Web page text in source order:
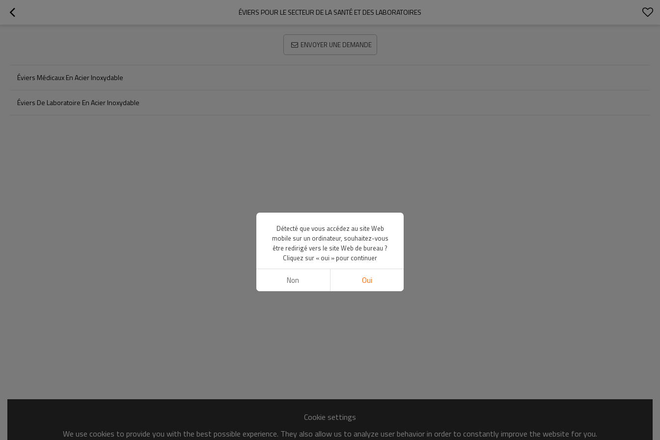
ÉVIERS POUR LE SECTEUR DE LA SANTÉ ET DES LABORATOIRES
ENVOYER UNE DEMANDE
Éviers Médicaux En Acier Inoxydable
Éviers De Laboratoire En Acier Inoxydable
Cookie settings
We use cookies to provide you with the best possible experience. They also allow us to analyze user behavior in order to constantly improve the website for you.
Détecté que vous accédez au site Web
mobile sur un ordinateur, souhaitez-vous
être redirigé vers le site Web de bureau ?
Cliquez sur « oui » pour continuer
Non Oui